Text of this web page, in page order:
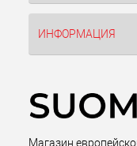
ИНФОРМАЦИЯ
Магазин